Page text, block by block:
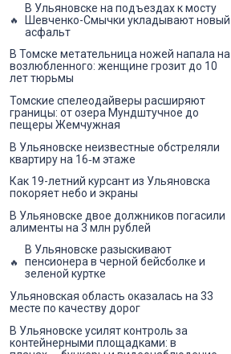
В Ульяновске на подъездах к мосту
Шевченко-Смычки укладывают новый
асфальт
В Томске метательница ножей напала на
возлюбленного: женщине грозит до 10
лет тюрьмы
Томские спелеодайверы расширяют
границы: от озера Мундштучное до
пещеры Жемчужная
В Ульяновске неизвестные обстреляли
квартиру на 16‑м этаже
Как 19-летний курсант из Ульяновска
покоряет небо и экраны
В Ульяновске двое должников погасили
алименты на 3 млн рублей
В Ульяновске разыскивают
пенсионера в черной бейсболке и
зеленой куртке
Ульяновская область оказалась на 33
месте по качеству дорог
В Ульяновске усилят контроль за
контейнерными площадками: в